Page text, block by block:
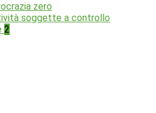
zero
soggette a controllo
2